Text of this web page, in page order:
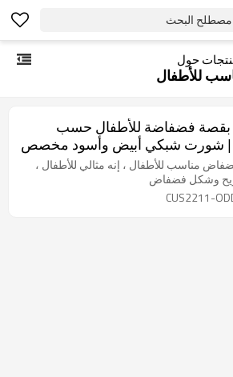
مصطلح البحث
حول
للأطفال
فضفاضة للأطفال حسب
| شورت شبكي أبيض وأسود مخصص
بالجملة
مناسب للأطفال ، إنه مثالي للأطفال ،
وشكل فضفاض